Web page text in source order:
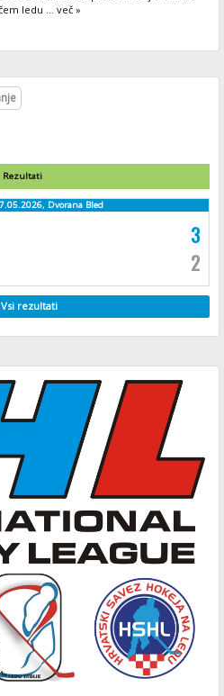
ledu ... več »
Rezultati
Dvorana Bled
3
2
rezultati